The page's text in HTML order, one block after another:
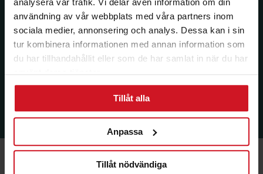
användning av vår webbplats med våra partners inom
sociala medier, annonsering och analys. Dessa kan i sin
tur kombinera informationen med annan information som
du har tillhandahållit eller som de har samlat in när du har
använt deras tjänster.
Tillåt alla
Anpassa
Tillåt nödvändiga